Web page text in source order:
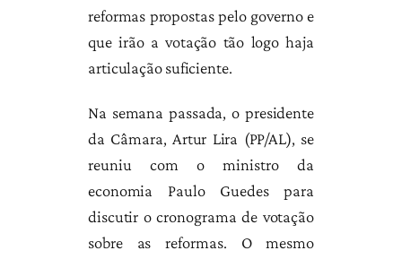
reformas propostas pelo governo e
que irão a votação tão logo haja
articulação suficiente.
Na semana passada, o presidente
da Câmara, Artur Lira (PP/AL), se
reuniu com o ministro da
economia Paulo Guedes para
discutir o cronograma de votação
sobre as reformas. O mesmo